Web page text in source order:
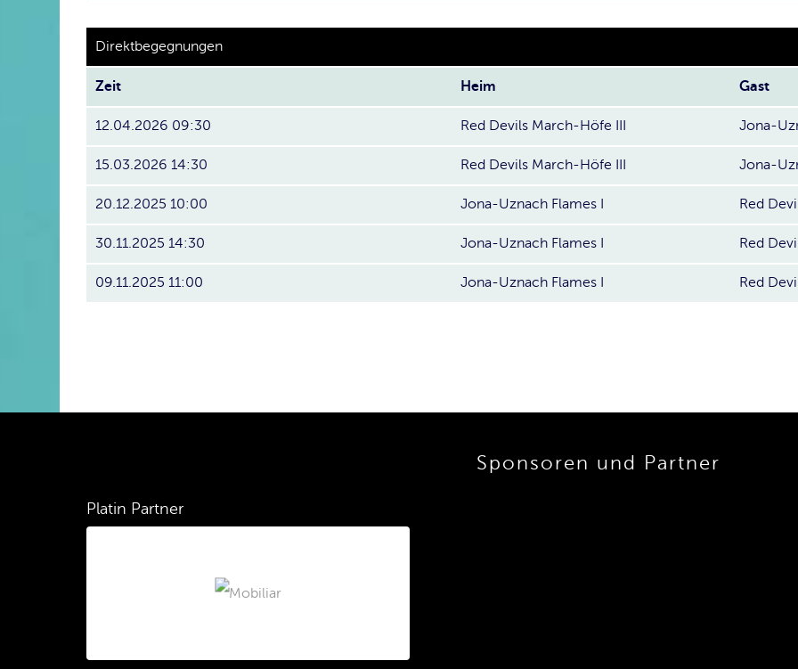
Direktbegegnungen
Zeit Heim Gast
12.04.2026 09:30 Red Devils March-Höfe III Jona-
15.03.2026 14:30 Red Devils March-Höfe III Jona-
20.12.2025 10:00 Jona-Uznach Flames I Red
30.11.2025 14:30 Jona-Uznach Flames I Red
09.11.2025 11:00 Jona-Uznach Flames I Red
Sponsoren und Partner
Platin Partner